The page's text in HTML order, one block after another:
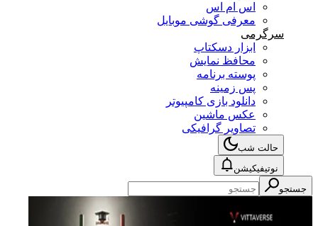
اس ام اس
معرفی گوشی موبایل
سرگرمی
ابزار دسکتاپ
محافظ نمایش
پوسته برنامه
پس زمینه
دانلود بازی کامپیوتر
عکس ماشین
تصاویر گرافیکی
حالت شب
نوتیفیکیشن
جستجو